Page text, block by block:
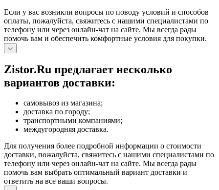
Если у вас возникли вопросы по поводу условий и способов
оплаты, пожалуйста, свяжитесь с нашими специалистами по
телефону или через онлайн-чат на сайте. Мы всегда рады
помочь вам и обеспечить комфортные условия для покупки.
Zistor.Ru предлагает несколько
вариантов доставки:
самовывоз из магазина;
доставка по городу;
транспортными компаниями;
междугородняя доставка.
Для получения более подробной информации о стоимости
доставки, пожалуйста, свяжитесь с нашими специалистами по
телефону или через онлайн-чат на сайте. Мы всегда рады
помочь вам выбрать оптимальный вариант доставки и
ответить на все ваши вопросы.